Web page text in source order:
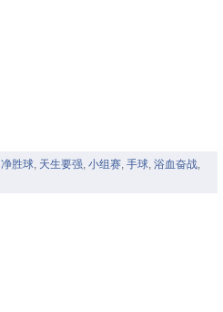
净胜球, 天生要强, 小组赛, 手球, 浴血奋战,